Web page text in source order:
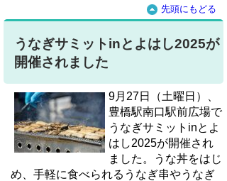
先頭にもどる
うなぎサミットinとよはし2025が
開催されました
9月27日（土曜日）、
豊橋駅南口駅前広場で
うなぎサミットinとよ
はし2025が開催され
ました。うな丼をはじ
め、手軽に食べられるうなぎ串やうなぎ